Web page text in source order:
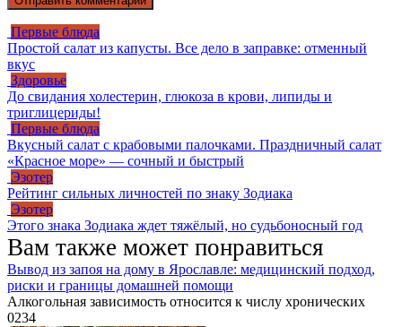
Первые блюда
Простой салат из капусты. Все дело в заправке: отменный
вкус
Здоровье
До свидания холестерин, глюкоза в крови, липиды и
триглицериды!
Первые блюда
Вкусный салат с крабовыми палочками. Праздничный салат
«Красное море» — сочный и быстрый
Эзотер
Рейтинг сильных личностей по знаку Зодиака
Эзотер
Этого знака Зодиака ждет тяжёлый, но судьбоносный год
Вам также может понравиться
Вывод из запоя на дому в Ярославле: медицинский подход,
риски и границы домашней помощи
Алкогольная зависимость относится к числу хронических
0234